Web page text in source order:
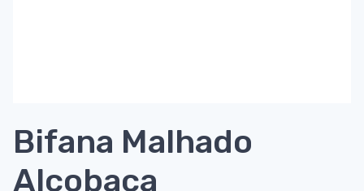
Bifana Malhado
Alcobaca